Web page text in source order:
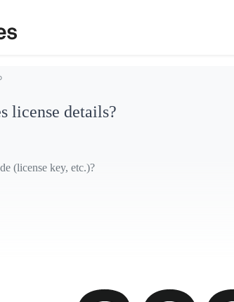
license details?
(license key, etc.)?